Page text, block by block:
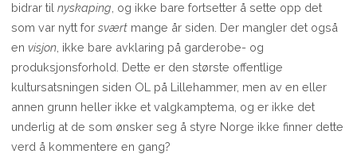
bidrar tilnyskaping , og ikke bare fortsetter å sette opp det
som var nytt forsvært mange år siden. Der mangler det også
en visjon , ikke bare avklaring på garderobe- og
produksjonsforhold. Dette er den største offentlige
kultursatsningen siden OL på Lillehammer, men av en eller
annen grunn heller ikke et valgkamptema, og er ikke det
underlig at de som ønsker seg å styre Norge ikke finner dette
verd å kommentere en gang?